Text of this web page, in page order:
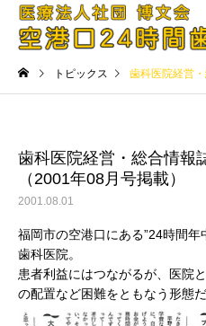
ららら歯科・小児歯科
トピックス 歯科医院経営・総合
歯科医院経営・総合情
（2001年08月号掲載）
2001.08.01
福岡市の空港口にある”24時間年
歯科医院。
患者利益にはつながるが、医院
の配置など困難をともなう形態だ